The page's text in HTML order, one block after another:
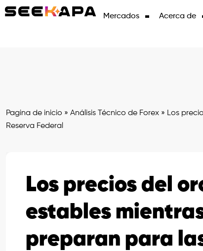
Mercados Acerca de
Pagina de inicio » Análisis Técnico de Forex » Los
Reserva Federal
Los precios del
estables
preparan para